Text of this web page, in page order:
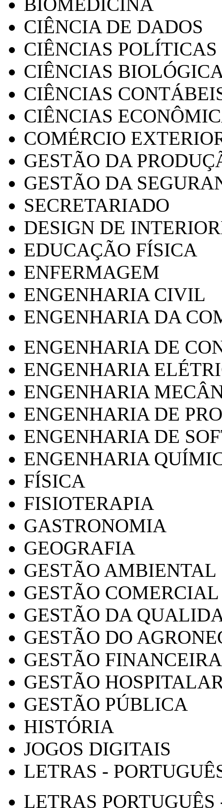
CIÊNCIA DE DADOS
CIÊNCIAS POLÍTICAS
CIÊNCIAS
CIÊNCIAS
CIÊNCIAS
COMÉRCIO
GESTÃO DA
GESTÃO DA
SECRETARIADO
DESIGN DE
EDUCAÇÃO FÍSICA
ENFERMAGEM
ENGENHARIA CIVIL
ENGENHARIA DA
ENGENHARIA DE
ENGENHARIA
ENGENHARIA
ENGENHARIA DE
ENGENHARIA DE
ENGENHARIA
FÍSICA
FISIOTERAPIA
GASTRONOMIA
GEOGRAFIA
GESTÃO AMBIENTAL
GESTÃO COMERCIAL
GESTÃO DA
GESTÃO DO
GESTÃO FINANCEIRA
GESTÃO
GESTÃO PÚBLICA
HISTÓRIA
JOGOS DIGITAIS
LETRAS -
LETRAS